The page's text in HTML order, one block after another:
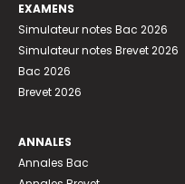
EXAMENS
Simulateur notes Bac 2026
Simulateur notes Brevet 2026
Bac 2026
Brevet 2026
ANNALES
Annales Bac